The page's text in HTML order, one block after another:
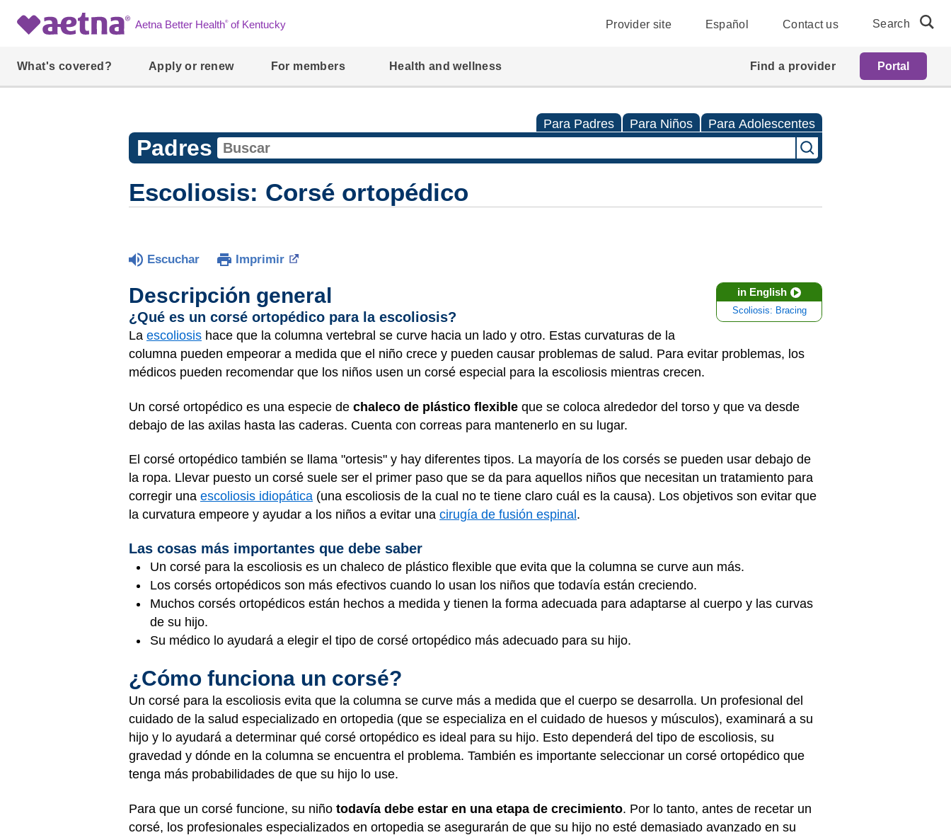
Aetna Better Health®of Kentucky Provider site Español Contact us Search
What's covered? Apply or renew For members Health and wellness Find a provider Portal
Para Padres Para Niños Para Adolescentes
Padres
Escoliosis: Corsé ortopédico
Escuchar Imprimir
in English
Scoliosis: Bracing
Descripción general
¿Qué es un corsé ortopédico para la escoliosis?
La escoliosis hace que la columna vertebral se curve hacia un lado y otro. Estas curvaturas de la
columna pueden empeorar a medida que el niño crece y pueden causar problemas de salud. Para evitar problemas, los
médicos pueden recomendar que los niños usen un corsé especial para la escoliosis mientras crecen.
Un corsé ortopédico es una especie de chaleco de plástico flexible que se coloca alrededor del torso y que va desde
debajo de las axilas hasta las caderas. Cuenta con correas para mantenerlo en su lugar.
El corsé ortopédico también se llama "ortesis" y hay diferentes tipos. La mayoría de los corsés se pueden usar debajo de
la ropa. Llevar puesto un corsé suele ser el primer paso que se da para aquellos niños que necesitan un tratamiento para
corregir una escoliosis idiopática (una escoliosis de la cual no te tiene claro cuál es la causa). Los objetivos son evitar que
la curvatura empeore y ayudar a los niños a evitar una cirugía de fusión espinal .
Las cosas más importantes que debe saber
Un corsé para la escoliosis es un chaleco de plástico flexible que evita que la columna se curve aun más.
Los corsés ortopédicos son más efectivos cuando lo usan los niños que todavía están creciendo.
Muchos corsés ortopédicos están hechos a medida y tienen la forma adecuada para adaptarse al cuerpo y las curvas
de su hijo.
Su médico lo ayudará a elegir el tipo de corsé ortopédico más adecuado para su hijo.
¿Cómo funciona un corsé?
Un corsé para la escoliosis evita que la columna se curve más a medida que el cuerpo se desarrolla. Un profesional del
cuidado de la salud especializado en ortopedia (que se especializa en el cuidado de huesos y músculos), examinará a su
hijo y lo ayudará a determinar qué corsé ortopédico es ideal para su hijo. Esto dependerá del tipo de escoliosis, su
gravedad y dónde en la columna se encuentra el problema. También es importante seleccionar un corsé ortopédico que
tenga más probabilidades de que su hijo lo use.
Para que un corsé funcione, su niño todavía debe estar en una etapa de crecimiento. Por lo tanto, antes de recetar un
corsé, los profesionales especializados en ortopedia se asegurarán de que su hijo no esté demasiado avanzado en su